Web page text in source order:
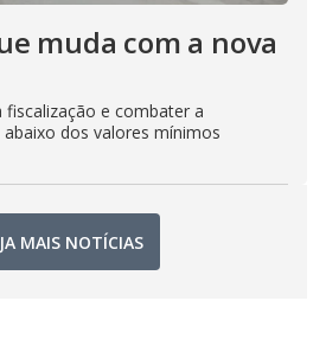
muda com a nova
e combater a
dos valores mínimos
MAIS NOTÍCIAS